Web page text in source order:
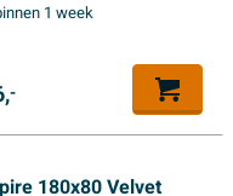
1 week
-
180x80 Velvet